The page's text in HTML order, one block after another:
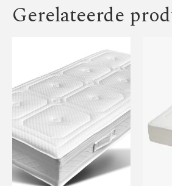
Gerelateerde